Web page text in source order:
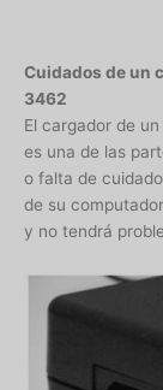
Cuidados de un
3462
El cargador de
es una de las
o falta de
de su
y no tendrá